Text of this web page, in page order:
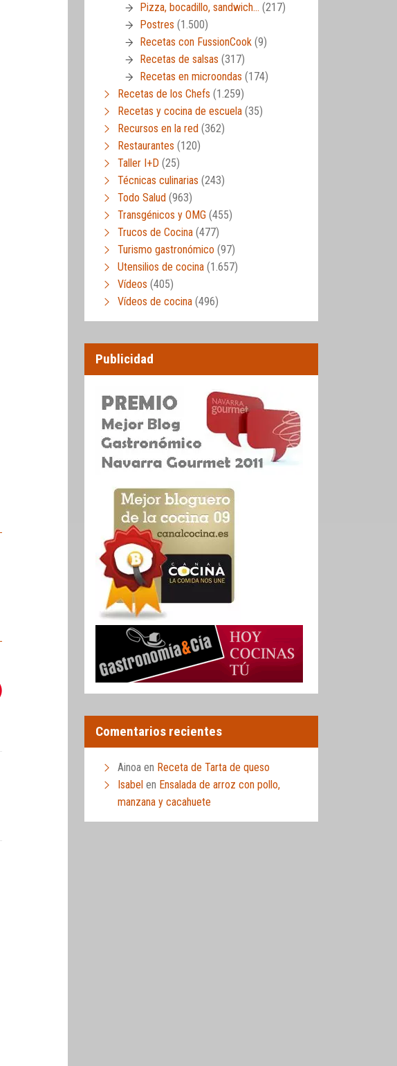
Pizza, bocadillo, sandwich… (217)
Postres (1.500)
Recetas con FussionCook (9)
Recetas de salsas (317)
Recetas en microondas (174)
Recetas de los Chefs (1.259)
Recetas y cocina de escuela (35)
Recursos en la red (362)
Restaurantes (120)
Taller I+D (25)
Técnicas culinarias (243)
Todo Salud (963)
Transgénicos y OMG (455)
Trucos de Cocina (477)
Turismo gastronómico (97)
Utensilios de cocina (1.657)
Vídeos (405)
Vídeos de cocina (496)
Publicidad
Comentarios recientes
Ainoa en Receta de Tarta de queso
Isabel en Ensalada de arroz con pollo,
manzana y cacahuete